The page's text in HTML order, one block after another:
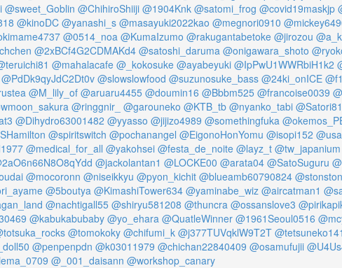
@sweet_Goblin @ChihiroShiiji @1904Knk @satomi_frog @covid19maskjp
@kinoDC @yanashi_s @masayuki2022kao @megnori0910
@0514_noa @KumaIzumo @rakugantabetoke @jirozou
@2xBCf4G2CDMAKd4 @satoshi_daruma @onigawara_shoto
@mahalacafe @_kokosuke @ayabeyuki @IpPwU1WWRbiH1k2
@PdDk9qyJdC2Dt0v @slowslowfood @suzunosuke_bass @24ki_onICE
@M_lily_of @aruaru4455 @doumin16 @Bbbm525 @francoise0039
@ringgnir_ @garouneko @KTB_tb @nyanko_tabi
@Dihydro63001482 @yyasso @jijizo4989 @somethingfuka
@spiritswitch @pochanangel @EigonoHonYomu @isopi152
@medical_for_all @yakohsei @festa_de_noite @layz_t @tw_japanium
@jackolantan1 @LOCKE00 @arata04 @SatoSuguru
@mocoronn @niseikkyu @pyon_kichit @blueamb60790824 @stonston
@5boutya @KimashiTower634 @yaminabe_wiz @aircatman1
@nachtigall55 @shiryu581208 @thuncra @ossanslove3
@kabukabubaby @yo_ehara @QuatleWinner @1961Seoul0516
@tomokoky @chifumi_k @j377TUVqklW9T2T
@penpenpdn @k03011979 @chichan22840409 @osamufujii
@_001_daisann @workshop_canary